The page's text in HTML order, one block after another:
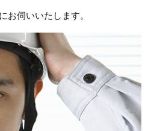
へ台所蛇口水漏れのトラブ
の一覧はこちら
お伺いいたします。